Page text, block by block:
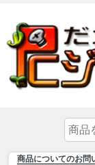
商品についてのお問